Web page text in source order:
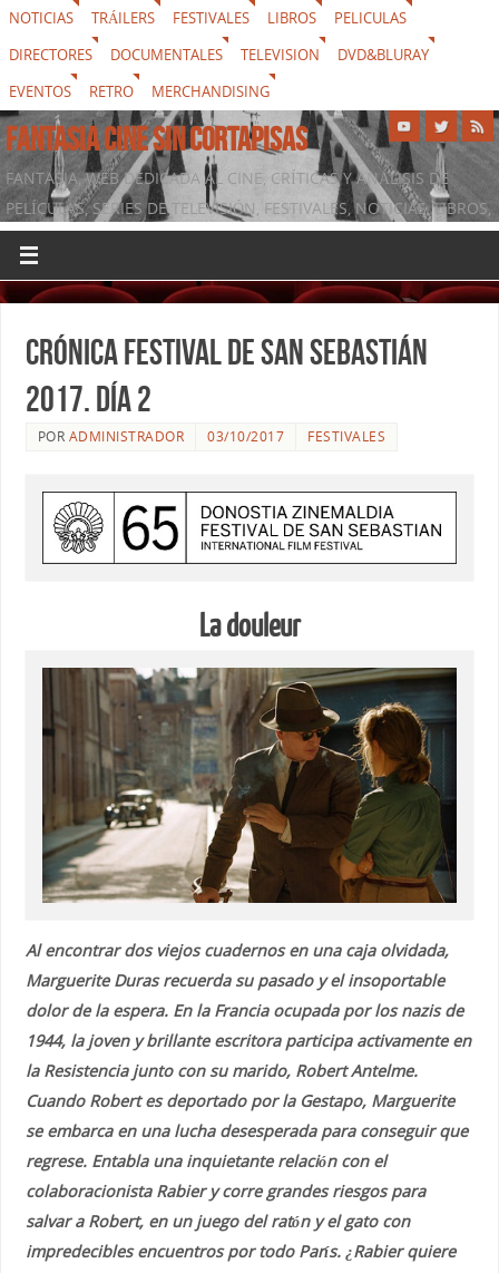
NOTICIAS TRÁILERS FESTIVALES LIBROS
PELICULAS
DIRECTORES
DOCUMENTALES TELEVISION
DVD&BLURAY
EVENTOS
RETRO MERCHANDISING
FANTASIA CINE SIN CORTAPISAS
FANTASIA, WEB DEDICADA AL CINE, CRÍTICAS Y ANÁLISIS DE
PELÍCULAS, SERIES DE TELEVISIÓN, FESTIVALES, NOTICIAS, LIBROS,
DVD & BLURAY, MERCHANDISING Y TODO LO QUE RODEA AL
SÉPTIMO ARTE
Crónica festival de San Sebastián
2017. Día 2
POR ADMINISTRADOR 03/10/2017 FESTIVALES
La douleur
Al encontrar dos viejos cuadernos en una caja olvidada,
Marguerite Duras recuerda su pasado y el insoportable
dolor de la espera. En la Francia ocupada por los nazis de
1944, la joven y brillante escritora participa activamente en
la Resistencia junto con su marido, Robert Antelme.
Cuando Robert es deportado por la Gestapo, Marguerite
se embarca en una lucha desesperada para conseguir que
regrese. Entabla una inquietante relación con el
colaboracionista Rabier y corre grandes riesgos para
salvar a Robert, en un juego del ratón y el gato con
impredecibles encuentros por todo París. ¿Rabier quiere